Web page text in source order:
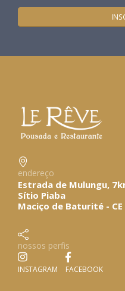
endereço
Estrada de Mulungu,
Sítio Piaba
Maciço de Baturité - CE
nossos perfis
INSTAGRAM FACEBOOK